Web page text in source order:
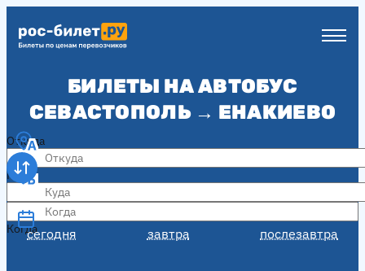
БИЛЕТЫ НА АВТОБУС
СЕВАСТОПОЛЬ → ЕНАКИЕВО
Откуда
Куда
Когда
сегодня завтра послезавтра
Когда